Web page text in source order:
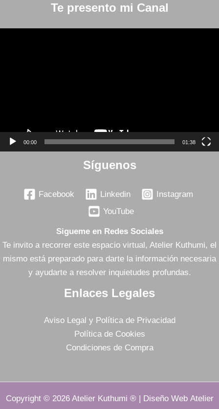
Te presento mi Canal
00:00 01:38
Síguenos
Facebook Linkedin
Instagram
YouTube
Sigueme en Redes Sociales
Te invito a recorrer este espacio virtual, Atelier Kuthumi, el
mismo está preparado para darte la información necesaria
y ayudarte a resolver inquietudes profundas.
Enlaces Legales
Aviso Legal y Política de Privacidad
Política de Cookies
Condiciones de Compra
Copyright © 2026 Atelier Kuthumi ® | Diseño Web Atelier